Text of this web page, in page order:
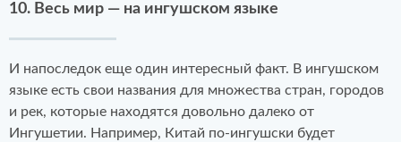
10. Весь мир — на ингушском языке
И напоследок еще один интересный факт. В ингушском
языке есть свои названия для множества стран, городов
и рек, которые находятся довольно далеко от
Ингушетии. Например, Китай по-ингушски будет